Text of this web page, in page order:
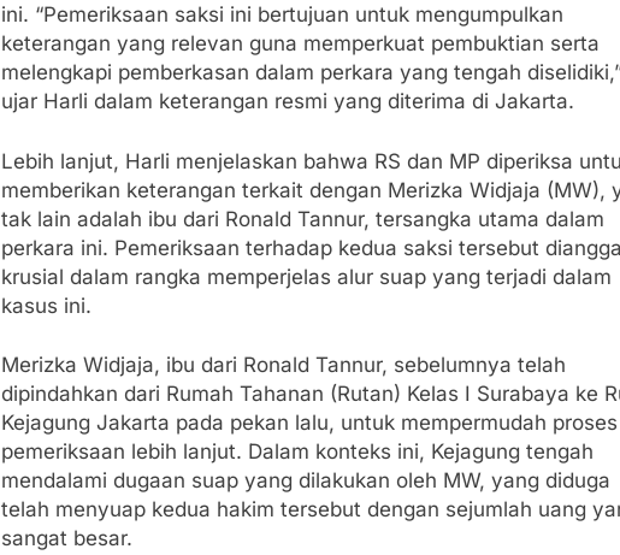
ini. “Pemeriksaan saksi ini bertujuan untuk mengumpulkan
keterangan yang relevan guna memperkuat pembuktian serta
melengkapi pemberkasan dalam perkara yang tengah
ujar Harli dalam keterangan resmi yang diterima di Jakarta.
Lebih lanjut, Harli menjelaskan bahwa RS dan MP diperiksa
memberikan keterangan terkait dengan Merizka Widjaja (MW),
tak lain adalah ibu dari Ronald Tannur, tersangka utama dalam
perkara ini. Pemeriksaan terhadap kedua saksi tersebut
krusial dalam rangka memperjelas alur suap yang terjadi dalam
kasus ini.
Merizka Widjaja, ibu dari Ronald Tannur, sebelumnya telah
dipindahkan dari Rumah Tahanan (Rutan) Kelas I Surabaya ke
Kejagung Jakarta pada pekan lalu, untuk mempermudah proses
pemeriksaan lebih lanjut. Dalam konteks ini, Kejagung tengah
mendalami dugaan suap yang dilakukan oleh MW, yang diduga
telah menyuap kedua hakim tersebut dengan sejumlah uang
sangat besar.